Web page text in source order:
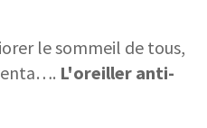
le sommeil de tous,
L'oreiller anti-